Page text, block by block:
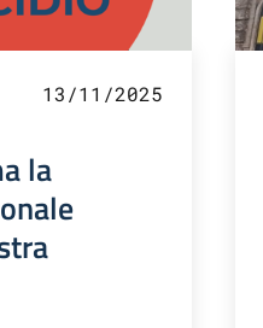
13/11/2025
la